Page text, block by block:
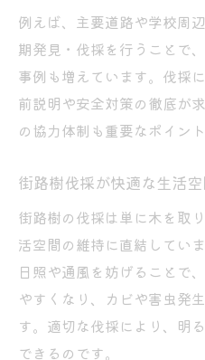
例えば、主要道路や学校周
期発見・伐採を行うことで
事例も増えています。伐採
前説明や安全対策の徹底が
の協力体制も重要なポイン
街路樹伐採が快適な生活
街路樹の伐採は単に木を取
活空間の維持に直結してい
日照や通風を妨げることで
やすくなり、カビや害虫発
す。適切な伐採により、明
できるのです。